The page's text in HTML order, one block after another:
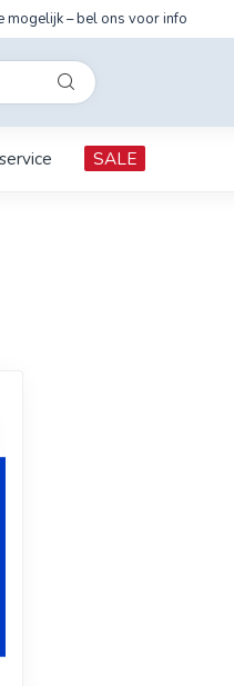
mogelijk – bel ons voor info
SALE